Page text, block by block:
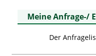
Meine Anfrage-/
Der